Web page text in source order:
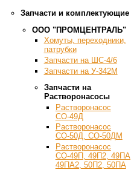
Запчасти и комплектующие
ООО "ПРОМЦЕНТРАЛЬ"
Хомуты, переходники,
патрубки
Запчасти на ШС-4/6
Запчасти на У-342М
Запчасти на
Растворонасосы
Растворонасос
СО-49Д
Растворонасос
СО-50Д, СО-50ДМ
Растворонасос
СО-49П, 49П2, 49ПА,
49ПА2, 50П2, 50ПА